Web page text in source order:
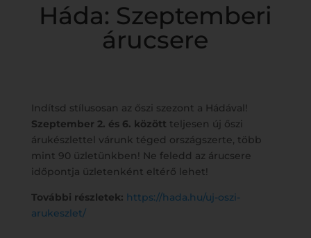
Háda: Szeptemberi
árucsere
Indítsd stílusosan az őszi szezont a Hádával!
Szeptember 2. és 6. között teljesen új őszi
árukészlettel várunk téged országszerte, több
mint 90 üzletünkben! Ne feledd az árucsere
időpontja üzletenként eltérő lehet!
További részletek: https://hada.hu/uj-oszi-
arukeszlet/